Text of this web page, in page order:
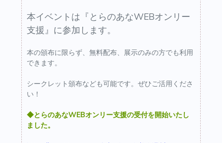
本イベントは『とらのあなWEBオンリー
支援』に参加します。
本の頒布に限らず、無料配布、展示のみの方でも利用
できます。
シークレット頒布なども可能です。ぜひご活用くださ
い！
◆とらのあなWEBオンリー支援の受付を開始いたし
ました。